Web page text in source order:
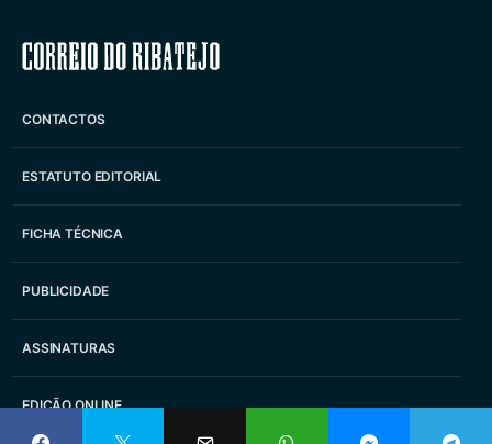
Correio do Ribatejo
CONTACTOS
ESTATUTO EDITORIAL
FICHA TÉCNICA
PUBLICIDADE
ASSINATURAS
EDIÇÃO ONLINE